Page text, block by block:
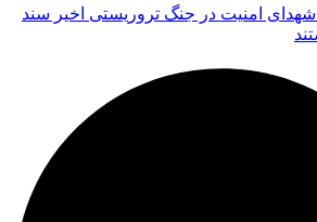
امنیت در جنگ تروریستی اخیر سند